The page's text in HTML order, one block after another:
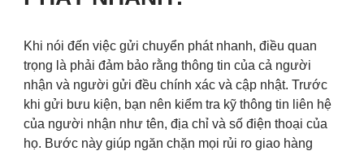
Khi nói đến việc gửi chuyển phát nhanh, điều quan
trọng là phải đảm bảo rằng thông tin của cả người
nhận và người gửi đều chính xác và cập nhật. Trước
khi gửi bưu kiện, bạn nên kiểm tra kỹ thông tin liên hệ
của người nhận như tên, địa chỉ và số điện thoại của
họ. Bước này giúp ngăn chặn mọi rủi ro giao hàng